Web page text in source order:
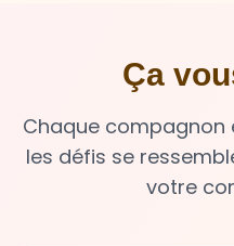
Ça
Chaque compagnon
les défis se
votre